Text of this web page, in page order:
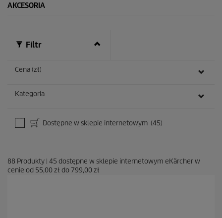
AKCESORIA
Filtr
Cena (zł)
Kategoria
Dostępne w sklepie internetowym (45)
88 Produkty | 45 dostępne w sklepie internetowym eKärcher w
cenie od 55,00 zł do 799,00 zł